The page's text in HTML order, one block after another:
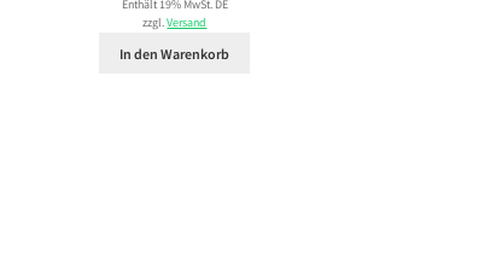
Enthält 19% MwSt. DE
zzgl.Versand
In den Warenkorb